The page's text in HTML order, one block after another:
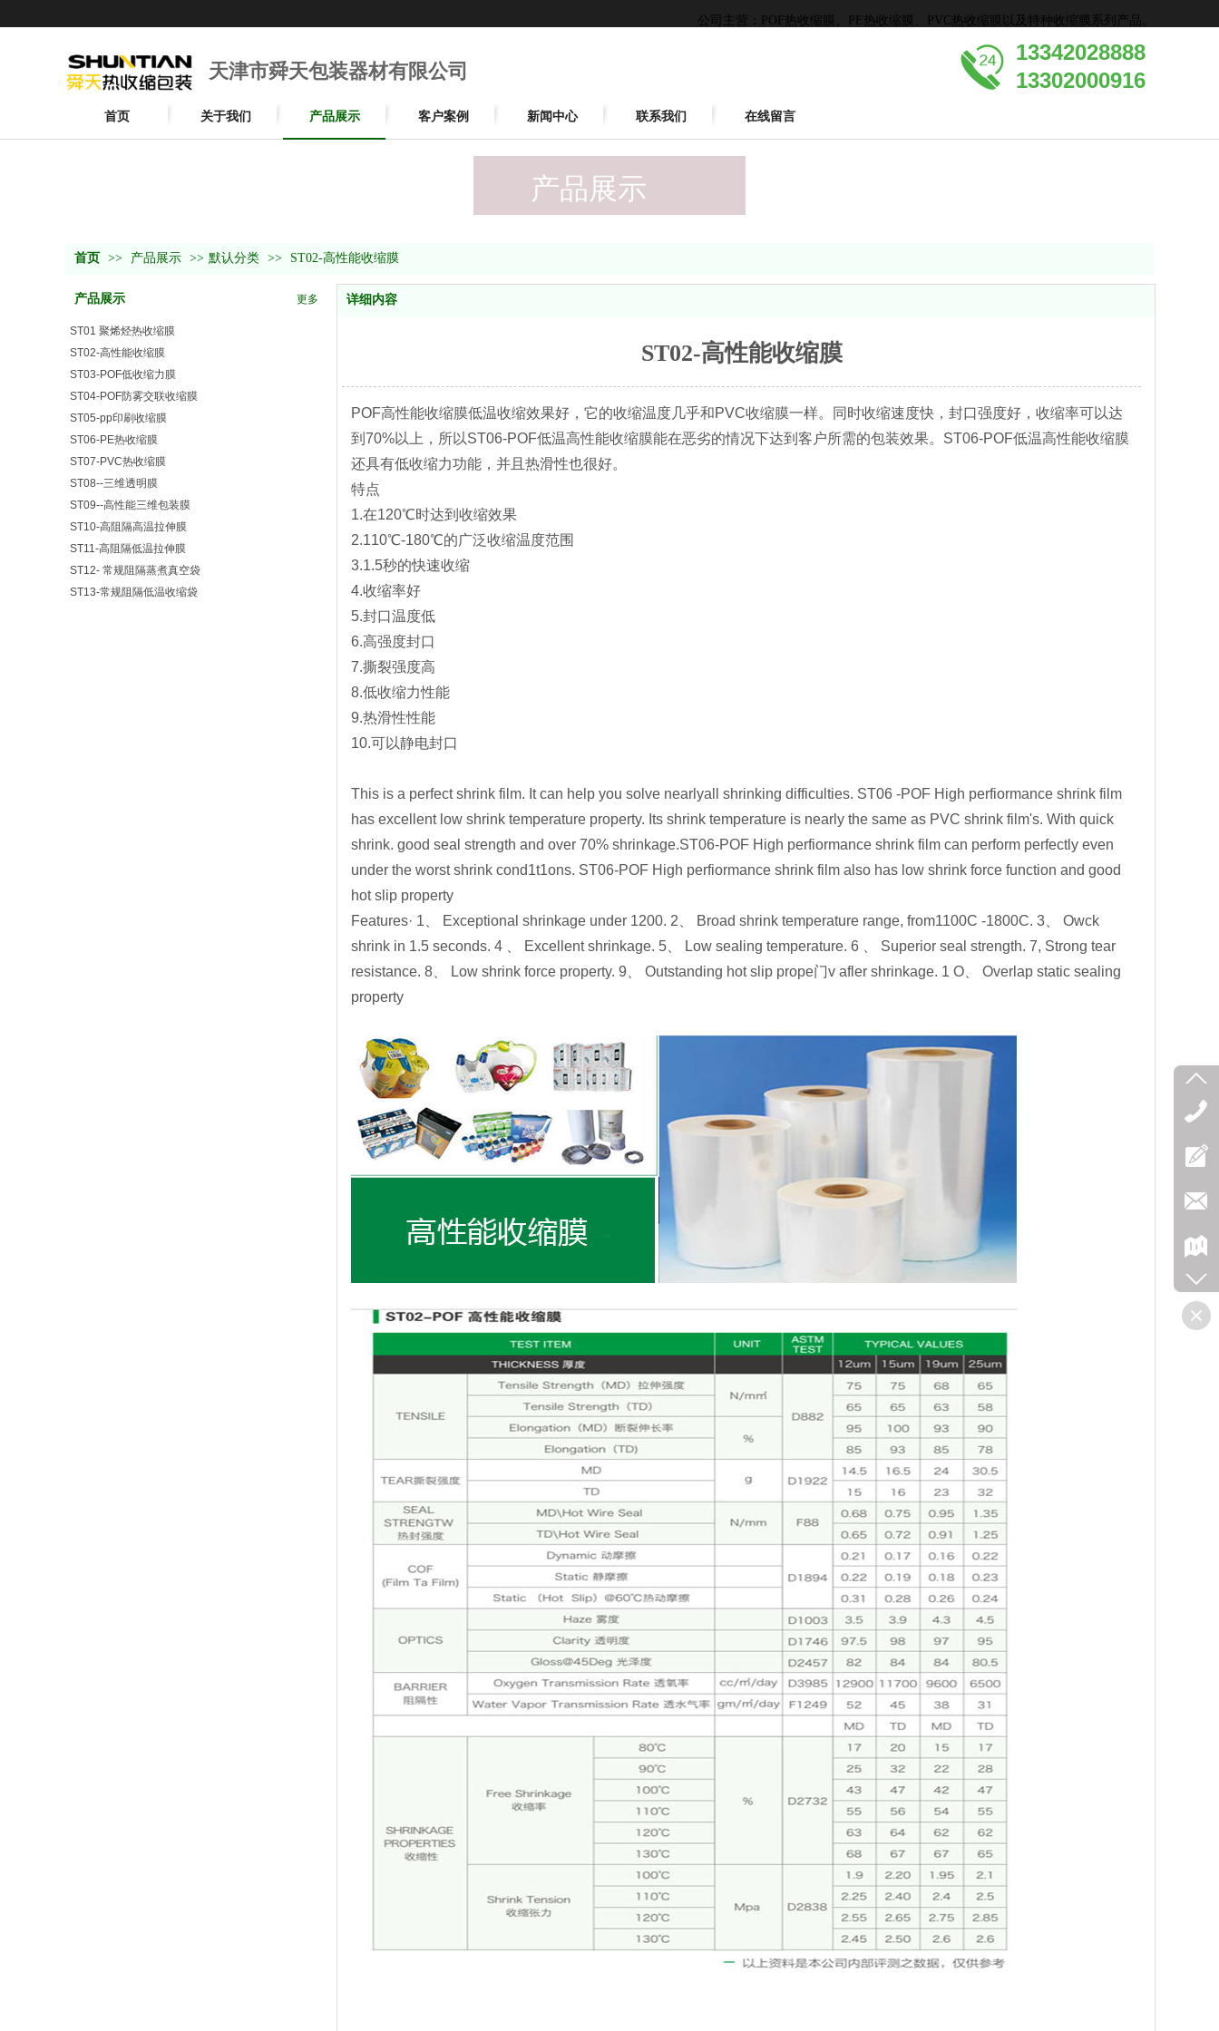
天津市舜天包装器材有限公司
13342028888
13302000916
公司主营：POF热收缩膜、PE热收缩膜、PVC热收缩膜以及特种收缩膜系列产品。
首页 关于我们 产品展示 客户案例 新闻中心 联系我们 在线留言
产品展示
首页 >> 产品展示 >> 默认分类 >> ST02-高性能收缩膜
产品展示 更多
ST01 聚烯烃热收缩膜
ST02-高性能收缩膜
ST03-POF低收缩力膜
ST04-POF防雾交联收缩膜
ST05-pp印刷收缩膜
ST06-PE热收缩膜
ST07-PVC热收缩膜
ST08--三维透明膜
ST09--高性能三维包装膜
ST10-高阻隔高温拉伸膜
ST11-高阻隔低温拉伸膜
ST12- 常规阻隔蒸煮真空袋
ST13-常规阻隔低温收缩袋
详细内容
ST02-高性能收缩膜
POF高性能收缩膜低温收缩效果好，它的收缩温度几乎和PVC收缩膜一样。同时收缩速度快，封口强度好，收缩率可以达
到70%以上，所以ST06-POF低温高性能收缩膜能在恶劣的情况下达到客户所需的包装效果。ST06-POF低温高性能收缩膜
还具有低收缩力功能，并且热滑性也很好。
特点
1.在120℃时达到收缩效果
2.110℃-180℃的广泛收缩温度范围
3.1.5秒的快速收缩
4.收缩率好
5.封口温度低
6.高强度封口
7.撕裂强度高
8.低收缩力性能
9.热滑性性能
10.可以静电封口
This is a perfect shrink film. It can help you solve nearlyall shrinking difficulties. ST06 -POF High perfiormance shrink film
has excellent low shrink temperature property. Its shrink temperature is nearly the same as PVC shrink film's. With quick
shrink. good seal strength and over 70% shrinkage.ST06-POF High perfiormance shrink film can perform perfectly even
under the worst shrink cond1t1ons. ST06-POF High perfiormance shrink film also has low shrink force function and good
hot slip property
Features· 1、 Exceptional shrinkage under 1200. 2、 Broad shrink temperature range, from1100C -1800C. 3、 Owck
shrink in 1.5 seconds. 4 、 Excellent shrinkage. 5、 Low sealing temperature. 6 、 Superior seal strength. 7, Strong tear
resistance. 8、 Low shrink force property. 9、 Outstanding hot slip prope门v afler shrinkage. 1 O、 Overlap static sealing
property